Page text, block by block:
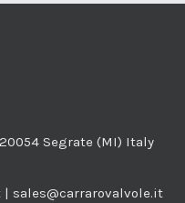
Segrate (MI) Italy
sales@carrarovalvole.it